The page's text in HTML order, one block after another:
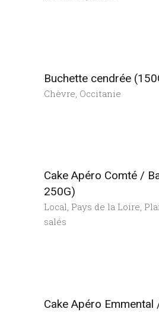
Buchette cendrée
Chèvre Occitanie
Cake Apéro Comté /
250G)
Local, Pays de la Loire,
salés
Cake Apéro Emmental